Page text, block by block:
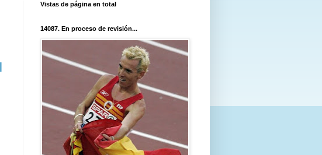
Vistas de página en total
14087. En proceso de revisión...